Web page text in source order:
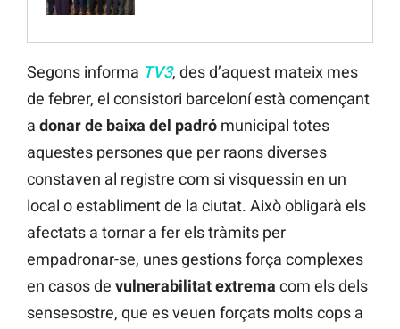
Segons informa TV3, des d’aquest mateix mes
de febrer, el consistori barceloní està començant
a donar de baixa del padró municipal totes
aquestes persones que per raons diverses
constaven al registre com si visquessin en un
local o establiment de la ciutat. Això obligarà els
afectats a tornar a fer els tràmits per
empadronar-se, unes gestions força complexes
en casos de vulnerabilitatextrema com els dels
sensesostre, que es veuen forçats molts cops a